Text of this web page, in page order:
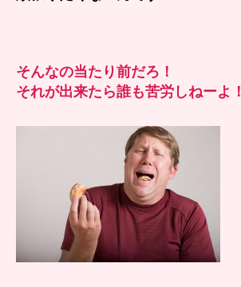
そんなの当たり前だろ！
それが出来たら誰も苦労しねーよ！